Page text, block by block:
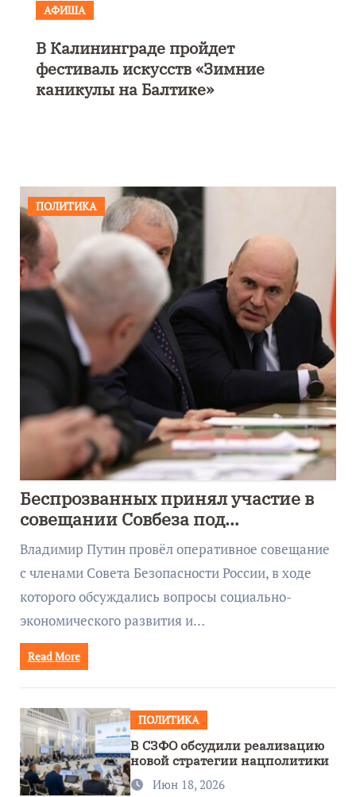
АФИША
В Калининграде пройдет
фестиваль искусств «Зимние
каникулы на Балтике»
ПОЛИТИКА
Беспрозванных принял участие в
совещании Совбеза под
руководством Путина
Владимир Путин провёл оперативное совещание
с членами Совета Безопасности России, в ходе
которого обсуждались вопросы социально-
экономического развития и…
Read More
ПОЛИТИКА
В СЗФО обсудили реализацию
новой стратегии нацполитики
Июн 18, 2026